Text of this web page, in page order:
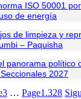
ISO 50001
uso de energía
de limpieza y
– Paquisha
panorama político
2027
3 … Page1.328